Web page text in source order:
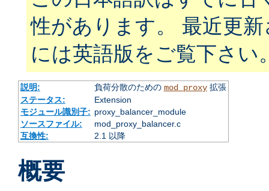
性があります。 最近更
には英語版をご覧下さい
説明: 負荷分散のための mod_proxy拡張
ステータス:
Extension
モジュール識別子: proxy_balancer_module
ソースファイル:
mod_proxy_balancer.c
互換性:
2.1 以降
概要